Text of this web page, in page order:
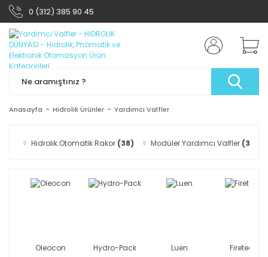
0 (312) 385 90 45
Anasayfa Hidrolik Ürünler Yardımcı Valfler
Hidrolik Otomatik Rakor (38) Modüler Yardımcı Valfler (33)
Oleocon Hydro-Pack Luen Firetech